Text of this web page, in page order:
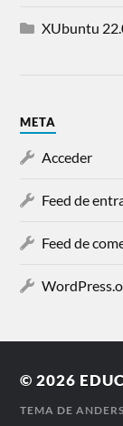
XUbuntu
META
Acceder
Feed de
Feed de
© 2026
TEMA DE